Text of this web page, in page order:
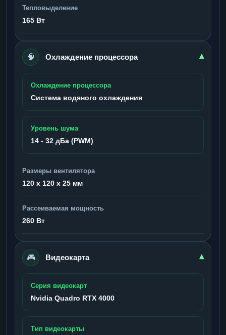
Тепловыделение
165 Вт
🧠 Охлаждение процессора ▾
Охлаждение процессора
Система водяного охлаждения
Уровень шума
14 - 32 дБа (PWM)
Размеры вентилятора
120 x 120 x 25 мм
Рассеиваемая мощность
260 Вт
🎮 Видеокарта ▾
Серия видеокарт
Nvidia Quadro RTX 4000
Тип видеокарты